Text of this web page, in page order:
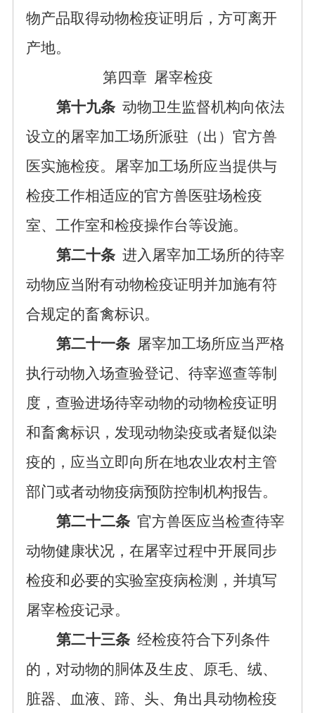
物产品取得动物检疫证明后，方可离开
产地。
第四章 屠宰检疫
第十九条 动物卫生监督机构向依法
设立的屠宰加工场所派驻（出）官方兽
医实施检疫。屠宰加工场所应当提供与
检疫工作相适应的官方兽医驻场检疫
室、工作室和检疫操作台等设施。
第二十条 进入屠宰加工场所的待宰
动物应当附有动物检疫证明并加施有符
合规定的畜禽标识。
第二十一条 屠宰加工场所应当严格
执行动物入场查验登记、待宰巡查等制
度，查验进场待宰动物的动物检疫证明
和畜禽标识，发现动物染疫或者疑似染
疫的，应当立即向所在地农业农村主管
部门或者动物疫病预防控制机构报告。
第二十二条 官方兽医应当检查待宰
动物健康状况，在屠宰过程中开展同步
检疫和必要的实验室疫病检测，并填写
屠宰检疫记录。
第二十三条 经检疫符合下列条件
的，对动物的胴体及生皮、原毛、绒、
脏器、血液、蹄、头、角出具动物检疫